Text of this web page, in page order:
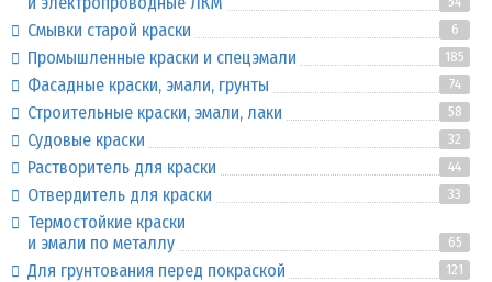
Смывки старой краски 6
Промышленные краски и спецэмали 185
Фасадные краски, эмали, грунты 74
Строительные краски, эмали, лаки 58
Судовые краски 32
Растворитель для краски 44
Отвердитель для краски 33
Термостойкие краски
и эмали по металлу
65
Для грунтования перед покраской 121